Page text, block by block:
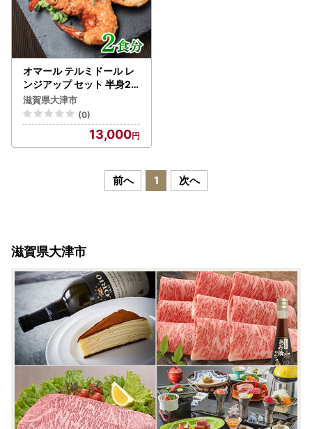
【ワンストップ特例申請書送付先】
〒910-0347
住所：福井県坂井市丸岡町熊堂3-7-1-16
福井県産業情報センタービル7階 株式会社HAQTSUY
A
宛先：大津市 ワンストップ特例申請受付担当 行
※返送に係る郵送料は寄附者様のご負担となりますので、ご
【オンラインワンストップ申請について】
「自治体マイページ」よりオンラインでワンストップ特例申
マイナンバーカードをお持ちの場合、オンライン申請が大変
〈プライバシーポリシー（個人情報保護方針）について〉
お客様からいただいた個人情報は、大津市が責任をもって管
理し、関係法令で定められた場合を除き、第三者に譲渡した
り、提供したりすることはございません。
なお、お客様からいただいた個人情報は、商品の発送、事務
連絡、いただいたふるさと納税の使い道に関する報告、大津
市が主催・出展するふるさと納税関連イベント情報の提供及
び大津市のふるさと納税に関する情報提供のために使用させ
ていただき、その手段として、電子メールの配信やパンフレ
オマール テルミドール レ
ンジアップ セット 半身2
個（オマール海老 1尾分）
[AK003] / ロブスター
滋賀県大津市
(0)
13,000
前へ 1 次へ
滋賀県大津市